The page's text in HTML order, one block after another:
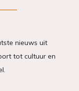
nieuws uit
tot cultuur en